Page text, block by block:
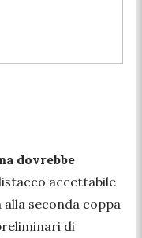
dovrebbe
accettabile
seconda coppa
di